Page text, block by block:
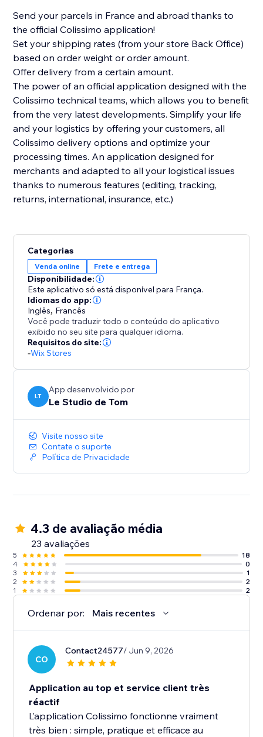
Send your parcels in France and abroad thanks to
the official Colissimo application!
Set your shipping rates (from your store Back Office)
based on order weight or order amount.
Offer delivery from a certain amount.
The power of an official application designed with the
Colissimo technical teams, which allows you to benefit
from the very latest developments. Simplify your life
and your logistics by offering your customers, all
Colissimo delivery options and optimize your
processing times. An application designed for
merchants and adapted to all your logistical issues
thanks to numerous features (editing, tracking,
returns, international, insurance, etc.)
Categorias
Venda online Frete e entrega
Disponibilidade:
Este aplicativo só está disponível para França.
Idiomas do app:
Inglês, Francês
Você pode traduzir todo o conteúdo do aplicativo
exibido no seu site para qualquer idioma.
Requisitos do site:
-Wix Stores
LT
App desenvolvido por
Le Studio de Tom
Visite nosso site
Contate o suporte
Política de Privacidade
4.3 de avaliação média
23 avaliações
5
18
4
0
3
1
2
2
1
2
Ordenar por: Mais recentes
CO
Contact24577/ Jun 9, 2026
Application au top et service client très
réactif
L’application Colissimo fonctionne vraiment
très bien : simple, pratique et efficace au